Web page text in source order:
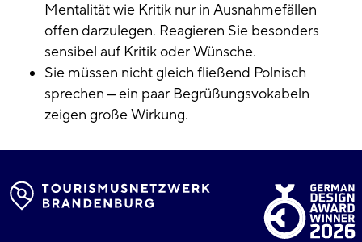
Mentalität wie Kritik nur in Ausnahmefällen
offen darzulegen. Reagieren Sie besonders
sensibel auf Kritik oder Wünsche.
Sie müssen nicht gleich fließend Polnisch
sprechen ‒ ein paar Begrüßungsvokabeln
zeigen große Wirkung.